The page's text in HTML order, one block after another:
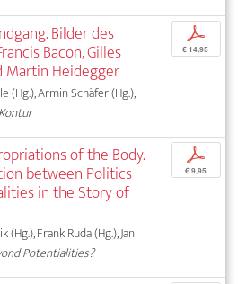
Bilder des
Bacon, Gilles
Martin Heidegger
(Hg.), Armin Schäfer (Hg.),
p
€ 14,95
of the Body.
between Politics
in the Story of
(Hg.), Frank Ruda (Hg.), Jan
Potentialities?
p
€ 9,95